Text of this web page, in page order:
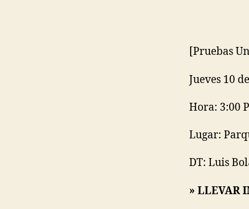
[Pruebas
Jueves 10
Hora: 3:00
Lugar:
DT: Luis
» LLEVAR